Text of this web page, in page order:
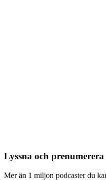
Lyssna och prenumerera
Mer än 1 miljon podcaster du